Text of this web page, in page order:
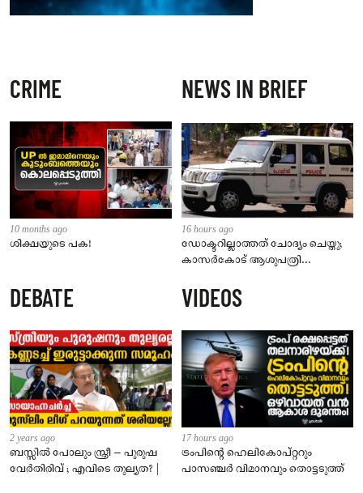
CRIME
10 months ago
ശിക്ഷയുടെ പക!
NEWS IN BRIEF
16 hours ago
ഡോക്ടറില്ലാത്തത് ചോദ്യം ചെയ്തു;
കാസർകോട് ആശുപത്രി
നാട്ടുകാർക്കെതിരെ കേസ്
DEBATE
2 years ago
ബസ്സിൽ പോലും സ്ത്രീ – പുരുഷ
വേർതിരിവ് ; എവിടെ തുല്യത? |
VIDEOS
17 hours ago
ട്രംപിന്റെ ഹെലികോപ്റ്ററും
പാസഞ്ചര്‍ വിമാനവും തൊട്ടടുത്ത്